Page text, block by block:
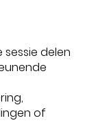
sessie delen
of